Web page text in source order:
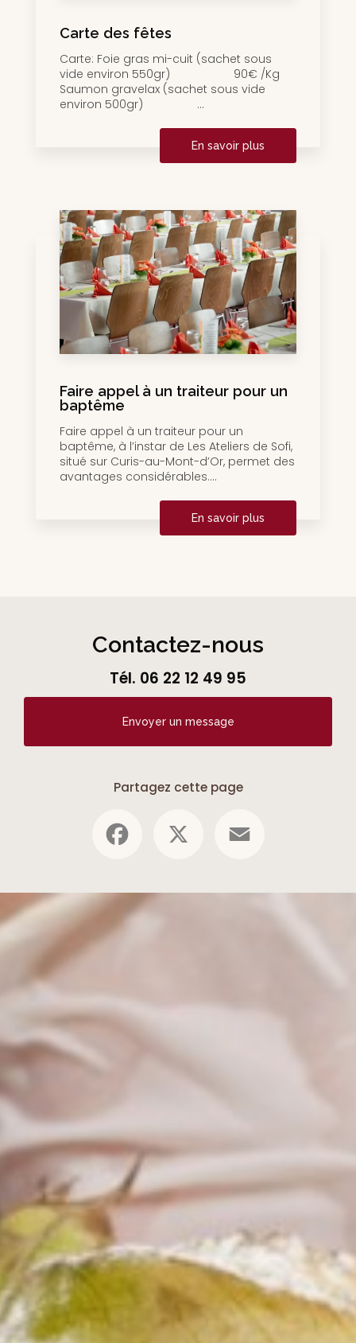
Carte des fêtes
Carte: Foie gras mi-cuit (sachet sous
vide environ 550gr) 90€ /Kg
Saumon gravelax (sachet sous vide
environ 500gr) ...
En savoir plus
Faire appel à un traiteur pour un
baptême
Faire appel à un traiteur pour un
baptême, à l’instar de Les Ateliers de Sofi,
situé sur Curis-au-Mont-d’Or, permet des
avantages considérables....
En savoir plus
Contactez-nous
Tél. 06 22 12 49 95
Envoyer un message
Partagez cette page